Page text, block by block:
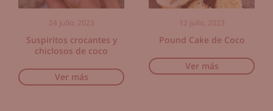
24 julio, 2023
Suspiritos crocantes y
chiclosos de coco
Ver más
12 julio, 2023
Pound Cake de Coco
Ver más